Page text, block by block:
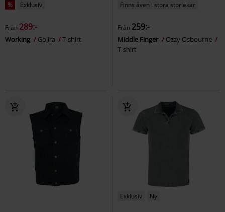
% Exklusiv
Från 289:-
Working Gojira T-shirt
Finns även i stora storlekar
Från 259:-
Middle Finger
Ozzy Osbourne
T-shirt
Exklusiv Ny